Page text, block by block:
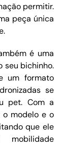
permitir.
peça única
é uma
seu bichinho.
um formato
se
pet. Com a
o modelo e o
que ele